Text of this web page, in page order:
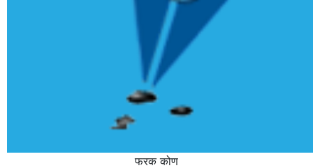
फरक कोण